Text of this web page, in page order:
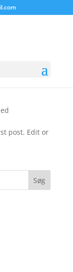
post. Edit or